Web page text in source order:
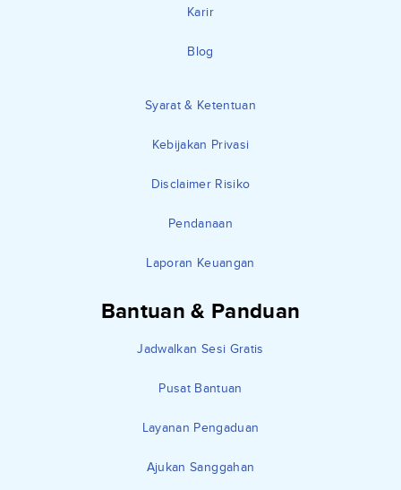
Karir
Blog
Syarat & Ketentuan
Kebijakan Privasi
Disclaimer Risiko
Pendanaan
Laporan Keuangan
Bantuan & Panduan
Jadwalkan Sesi Gratis
Pusat Bantuan
Layanan Pengaduan
Ajukan Sanggahan